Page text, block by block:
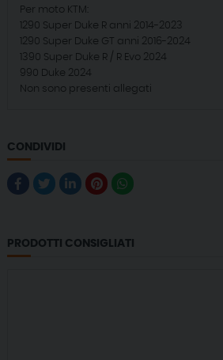
Per moto KTM:
1290 Super Duke R anni 2014-2023
1290 Super Duke GT anni 2016-2024
1390 Super Duke R / R Evo 2024
990 Duke 2024
Non sono presenti allegati
CONDIVIDI
PRODOTTI CONSIGLIATI